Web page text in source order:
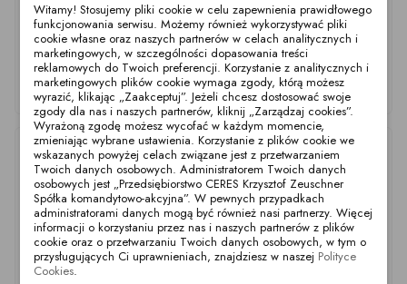
Stopki poziomujące
Ø50mm M10x50 SS
NBR
Stopki poziomujące
Ø50mm M10x50 SS
EPDM
Stopki poziomujące
Ø60mm M10x50 SS
NBR
Stopki poziomujące
Ø60mm M10x50 SS
EPDM
Stopki poziomujące
Ø80mm M10x50 SS
Stopki poziomujące
Ø80mm M10x50 SS
Witamy! Stosujemy pliki cookie w celu zapewnienia prawidłowego
funkcjonowania serwisu. Możemy również wykorzystywać pliki
cookie własne oraz naszych partnerów w celach analitycznych i
marketingowych, w szczególności dopasowania treści
reklamowych do Twoich preferencji. Korzystanie z analitycznych i
marketingowych plików cookie wymaga zgody, którą możesz
wyrazić, klikając „Zaakceptuj”. Jeżeli chcesz dostosować swoje
zgody dla nas i naszych partnerów, kliknij „Zarządzaj cookies”.
Wyrażoną zgodę możesz wycofać w każdym momencie,
zmieniając wybrane ustawienia. Korzystanie z plików cookie we
wskazanych powyżej celach związane jest z przetwarzaniem
Twoich danych osobowych. Administratorem Twoich danych
osobowych jest „Przedsiębiorstwo CERES Krzysztof Zeuschner
Spółka komandytowo-akcyjna”. W pewnych przypadkach
administratorami danych mogą być również nasi partnerzy. Więcej
informacji o korzystaniu przez nas i naszych partnerów z plików
cookie oraz o przetwarzaniu Twoich danych osobowych, w tym o
przysługujących Ci uprawnieniach, znajdziesz w naszej Polityce
Cookies.